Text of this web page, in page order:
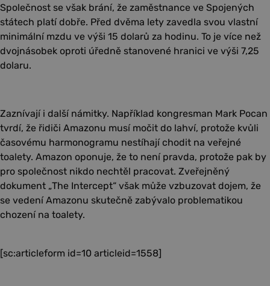
Společnost se však brání, že zaměstnance ve Spojených
státech platí dobře. Před dvěma lety zavedla svou vlastní
minimální mzdu ve výši 15 dolarů za hodinu. To je více než
dvojnásobek oproti úředně stanovené hranici ve výši 7,25
dolaru.
Zaznívají i další námitky. Například kongresman Mark Pocan
tvrdí, že řidiči Amazonu musí močit do lahví, protože kvůli
časovému harmonogramu nestíhají chodit na veřejné
toalety. Amazon oponuje, že to není pravda, protože pak by
pro společnost nikdo nechtěl pracovat. Zveřejněný
dokument „The Intercept“ však může vzbuzovat dojem, že
se vedení Amazonu skutečně zabývalo problematikou
chození na toalety.
[sc:articleform id=10 articleid=1558]